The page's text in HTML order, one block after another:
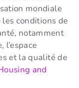
mondiale
conditions de
notamment
et la qualité de
and